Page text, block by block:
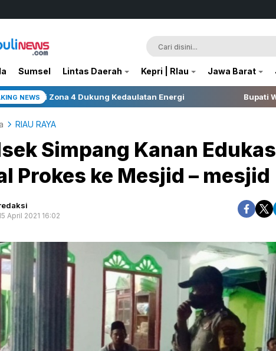
Sumsel Lintas Daerah Kepri | RIau Jawa Barat
NEWS
Kedaulatan Energi Bupati Wonosobo Tegaskan
RIAU RAYA
Simpang Kanan
Prokes ke Mesjid – mesjid
April 2021 16:02